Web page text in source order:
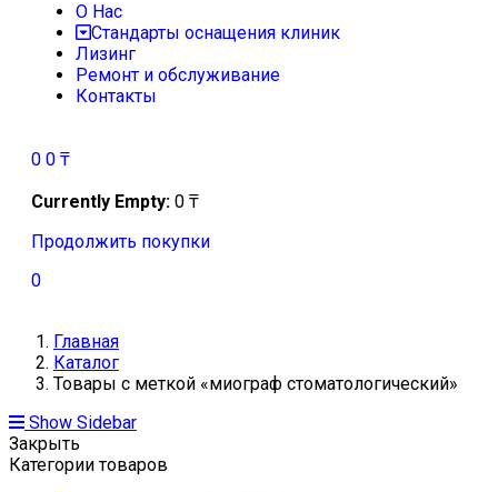
О Нас
Стандарты оснащения клиник
Лизинг
Ремонт и обслуживание
Контакты
0 0 ₸
Currently Empty: 0 ₸
Продолжить покупки
0
Главная
Каталог
Товары с меткой «миограф стоматологический»
Show Sidebar
Закрыть
Категории товаров